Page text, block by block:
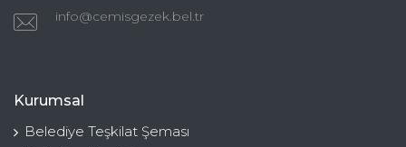
info@cemisgezek.bel.tr
Kurumsal
Belediye Teşkilat Şeması